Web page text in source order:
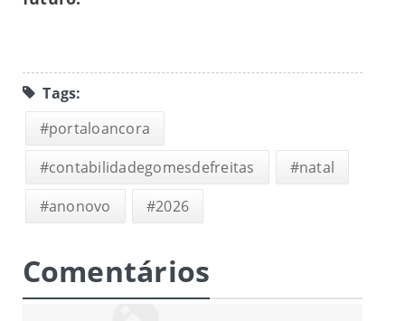
Tags:
#portaloancora
#contabilidadegomesdefreitas
#natal
#anonovo
#2026
Comentários